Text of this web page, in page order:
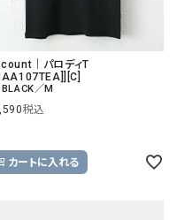
｜パロディT
／M
税込
カートに入れる